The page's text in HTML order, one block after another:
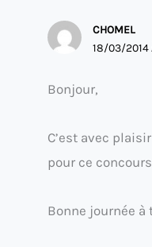
CHOMEL
18/03/2014
Bonjour,
C’est avec
pour ce
Bonne journée à